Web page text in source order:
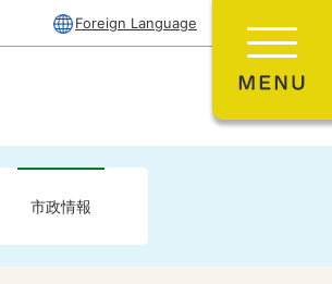
Foreign Language
市政情報